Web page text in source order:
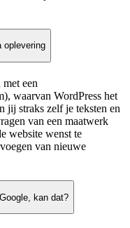
oplevering
een
waarvan WordPress het
jij straks zelf je teksten en
van een maatwerk
website wenst te
van nieuwe
kan dat?